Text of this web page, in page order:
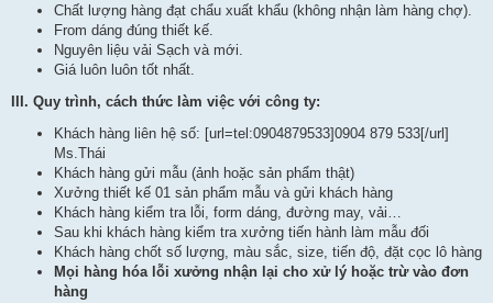
Chất lượng hàng đạt chẩu xuất khẩu (không nhận làm hàng chợ).
From dáng đúng thiết kế.
Nguyên liệu vải Sạch và mới.
Giá luôn luôn tốt nhất.
III. Quy trình, cách thức làm việc với công ty:
Khách hàng liên hệ số: [url=tel:0904879533]0904 879 533[/url]
Ms.Thái
Khách hàng gửi mẫu (ảnh hoặc sản phẩm thật)
Xưởng thiết kế 01 sản phẩm mẫu và gửi khách hàng
Khách hàng kiểm tra lỗi, form dáng, đường may, vải…
Sau khi khách hàng kiểm tra xưởng tiến hành làm mẫu đối
Khách hàng chốt số lượng, màu sắc, size, tiến độ, đặt cọc lô hàng
Mọi hàng hóa lỗi xưởng nhận lại cho xử lý hoặc trừ vào đơn
hàng